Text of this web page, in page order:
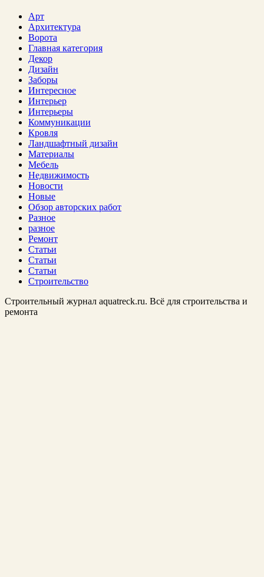
Арт
Архитектура
Ворота
Главная категория
Декор
Дизайн
Заборы
Интересное
Интерьер
Интерьеры
Коммуникации
Кровля
Ландшафтный дизайн
Материалы
Мебель
Недвижимость
Новости
Новые
Обзор авторских работ
Разное
разное
Ремонт
Статьи
Статьи
Статьи
Строительство
Строительный журнал aquatreck.ru. Всё для строительства и
ремонта